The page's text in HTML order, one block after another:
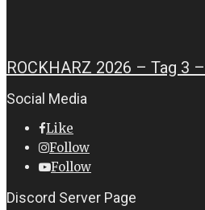
ROCKHARZ 2026 – Tag 3
Social Media
Like
Follow
Follow
Discord Server Page